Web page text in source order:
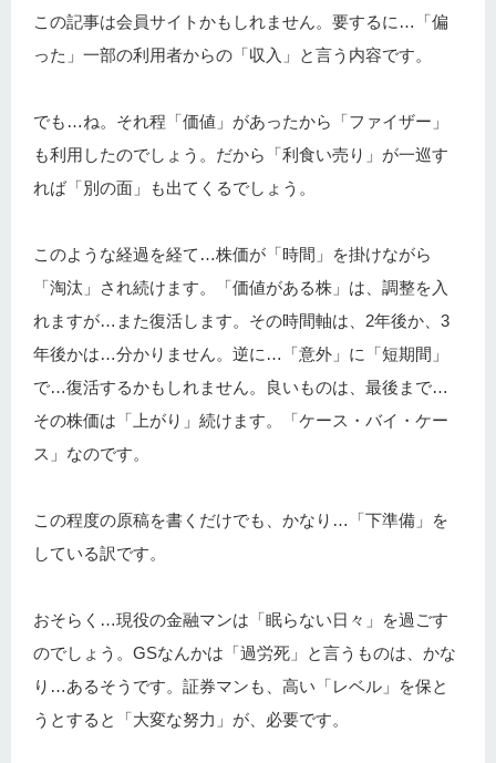
この記事は会員サイトかもしれません。要するに…「偏
った」一部の利用者からの「収入」と言う内容です。
でも…ね。それ程「価値」があったから「ファイザー」
も利用したのでしょう。だから「利食い売り」が一巡す
れば「別の面」も出てくるでしょう。
このような経過を経て…株価が「時間」を掛けながら
「淘汰」され続けます。「価値がある株」は、調整を入
れますが…また復活します。その時間軸は、2年後か、3
年後かは…分かりません。逆に…「意外」に「短期間」
で…復活するかもしれません。良いものは、最後まで…
その株価は「上がり」続けます。「ケース・バイ・ケー
ス」なのです。
この程度の原稿を書くだけでも、かなり…「下準備」を
している訳です。
おそらく…現役の金融マンは「眠らない日々」を過ごす
のでしょう。GSなんかは「過労死」と言うものは、かな
り…あるそうです。証券マンも、高い「レベル」を保と
うとすると「大変な努力」が、必要です。